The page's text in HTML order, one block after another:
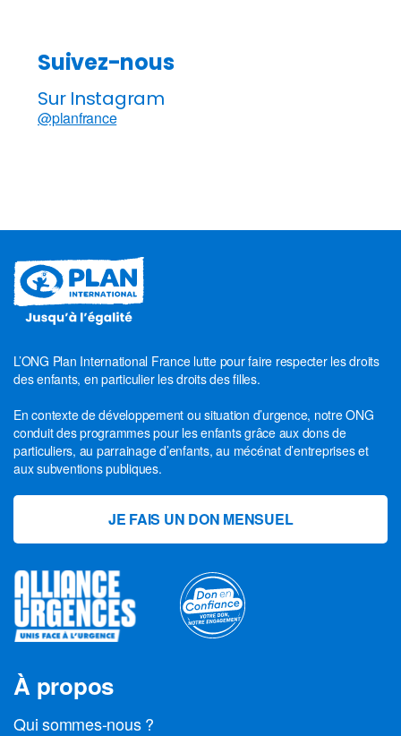
Suivez-nous
Sur Instagram
@planfrance
L’ONG Plan International France lutte pour faire respecter les droits
des enfants, en particulier les droits des filles.
En contexte de développement ou situation d’urgence, notre ONG
conduit des programmes pour les enfants grâce aux dons de
particuliers, au parrainage d’enfants, au mécénat d’entreprises et
aux subventions publiques.
JE FAIS UN DON MENSUEL
À propos
Qui sommes-nous ?